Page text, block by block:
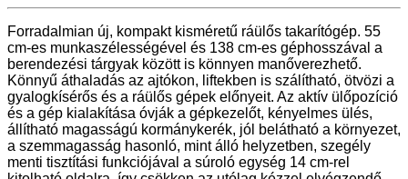
Forradalmian új, kompakt kisméretű ráülős takarítógép. 55
cm-es munkaszélességével és 138 cm-es géphosszával a
berendezési tárgyak között is könnyen manőverezhető.
Könnyű áthaladás az ajtókon, liftekben is szálítható, ötvözi a
gyalogkísérős és a ráülős gépek előnyeit. Az aktív ülőpozíció
és a gép kialakítása óvják a gépkezelőt, kényelmes ülés,
állítható magasságú kormánykerék, jól belátható a környezet,
a szemmagasság hasonló, mint álló helyzetben, szegély
menti tisztítási funkciójával a súroló egység 14 cm-rel